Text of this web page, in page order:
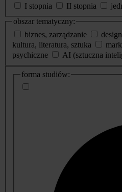
I stopnia
II stopnia
obszar tematyczny:
biznes, zarządzanie
kultura, literatura, sztuka
psychiczne
AI (sztuczna
dodatkowe
informacje
forma studiów: